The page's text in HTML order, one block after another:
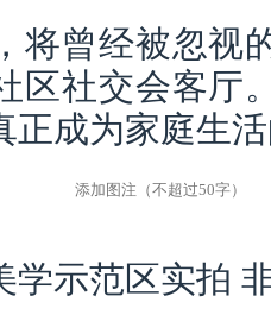
将曾经被忽视
区社交会客厅
正成为家庭生
学示范区实拍